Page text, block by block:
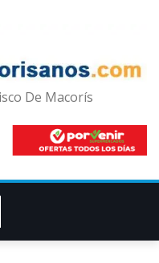
De Macorís